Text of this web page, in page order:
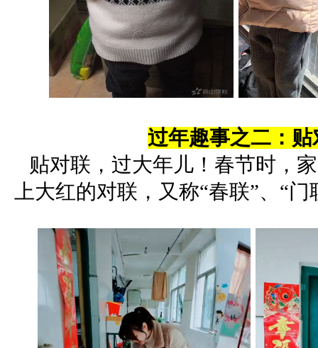
过年趣事之二：贴
贴对联，过大年 儿！春节时，
上大红的对联，又称“春联”、“门